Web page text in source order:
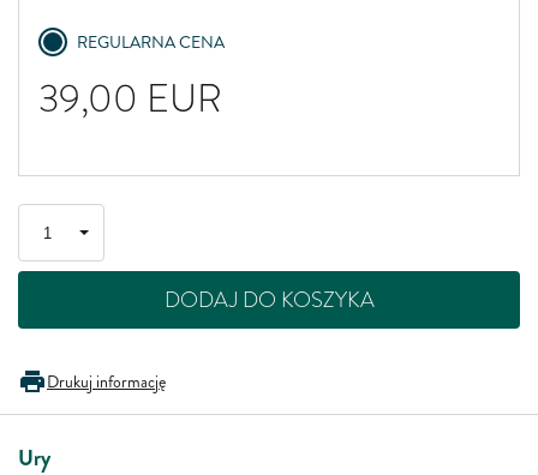
REGULARNA CENA
39,00 EUR
DODAJ DO KOSZYKA
Drukuj informację
Ury